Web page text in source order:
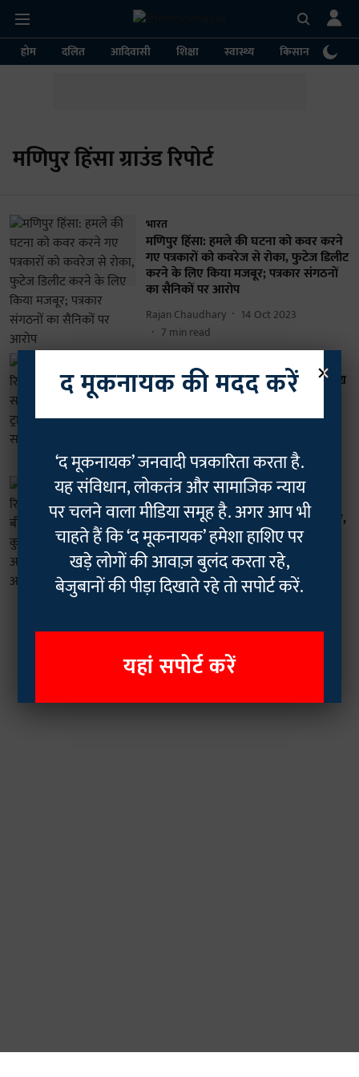
होम दलित आदिवासी शिक्षा स्वास्थ्य किसान
मणिपुर हिंसा ग्राउंड रिपोर्ट
भारत
मणिपुर हिंसा: हमले की घटना को कवर करने
गए पत्रकारों को कवरेज से रोका, फुटेज डिलीट
करने के लिए किया मजबूर; पत्रकार संगठनों
का सैनिकों पर आरोप
Rajan Chaudhary
14 Oct 2023
7 min read
मणिपुर हिंसा ग्राउंड रिपोर्ट: दवाई, पेट्रोल, खाद्य
सामग्री की कमी से जूझ रहा ट्राइबल बाहुल्य
5min read
भारत
मणिपुर हिंसा ग्राउंड रिपोर्ट: रिलीफ कैम्प में
गंभीर बीमारियों से जूझ रहीं ये कुकी महिलाएं,
तीन लाख आबादी के बीच एक सरकारी
अस्पताल
Rajan Chaudhary
09 Sep 2023
10min read
×
द मूकनायक की मदद करें
‘द मूकनायक’ जनवादी पत्रकारिता करता है.
यह संविधान, लोकतंत्र और सामाजिक न्याय
पर चलने वाला मीडिया समूह है. अगर आप भी
चाहते हैं कि ‘द मूकनायक’ हमेशा हाशिए पर
खड़े लोगों की आवाज़ बुलंद करता रहे,
बेजुबानों की पीड़ा दिखाते रहे तो सपोर्ट करें.
यहां सपोर्ट करें